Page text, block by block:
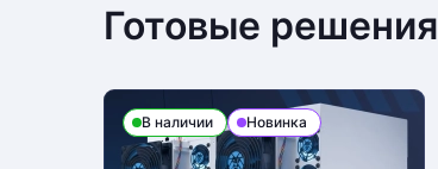
Готовые решения
В наличии Новинка